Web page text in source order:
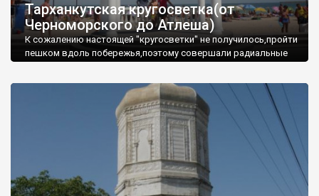
Тарханкутская кругосветка(от
Черноморского до Атлеша)
К сожалению настоящей "кругосветки" не получилось,пройти
пешком вдоль побережья,поэтому совершали радиальные